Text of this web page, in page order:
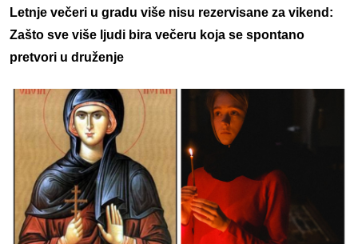
Letnje večeri u gradu više nisu rezervisane za vikend:
Zašto sve više ljudi bira večeru koja se spontano
pretvori u druženje